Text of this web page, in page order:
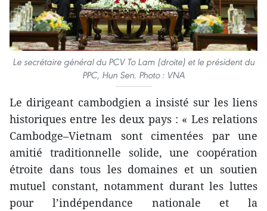
Le secrétaire général du PCV To Lam (droite) et le président du
PPC, Hun Sen. Photo : VNA
Le dirigeant cambodgien a insisté sur les liens
historiques entre les deux pays : « Les relations
Cambodge–Vietnam sont cimentées par une
amitié traditionnelle solide, une coopération
étroite dans tous les domaines et un soutien
mutuel constant, notamment durant les luttes
pour l’indépendance nationale et la